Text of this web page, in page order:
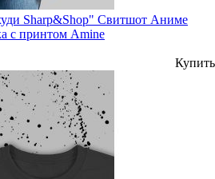
Sharp&Shop" Свитшот Аниме
с принтом Amine
Купить